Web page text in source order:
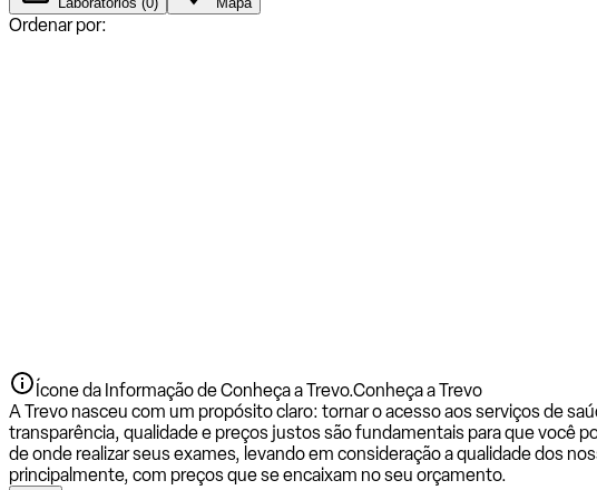
Ordenar por:
Ícone da Informação de Conheça a Trevo.Conheça a Trevo
A Trevo nasceu com um propósito claro: tornar o acesso aos serviços de
transparência, qualidade e preços justos são fundamentais para que você
de onde realizar seus exames, levando em consideração a qualidade dos
principalmente, com preços que se encaixam no seu orçamento.